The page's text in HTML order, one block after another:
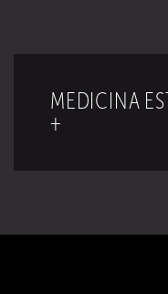
MEDICINA
+